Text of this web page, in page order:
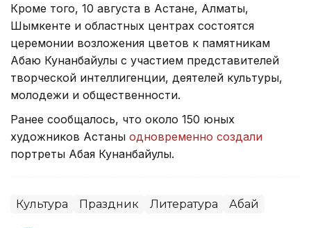
Кроме того, 10 августа в Астане, Алматы,
Шымкенте и областных центрах состоятся
церемонии возложения цветов к памятникам
Абаю Кунанбайулы с участием представителей
творческой интеллигенции, деятелей культуры,
молодежи и общественности.
Ранее сообщалось, что около 150 юных
художников Астаны одновременно создали
портреты Абая Кунанбайулы.
Культура Праздник Литература Абай